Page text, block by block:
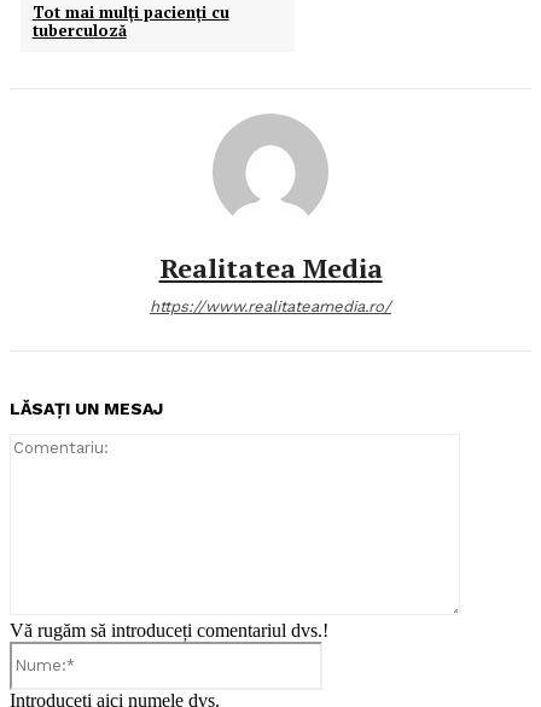
Tot mai mulţi pacienţi cu
tuberculoză
Realitatea Media
https://www.realitateamedia.ro/
LĂSAȚI UN MESAJ
Vă rugăm să introduceți comentariul dvs.!
Introduceți aici numele dvs.